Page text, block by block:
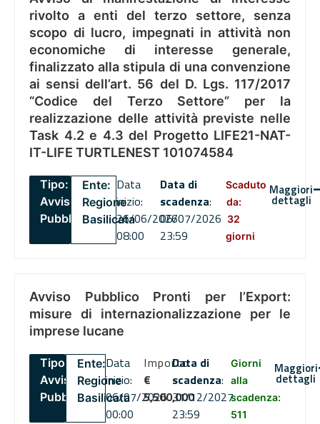
rivolto a enti del terzo settore, senza
scopo di lucro, impegnati in attività non
economiche di interesse generale,
finalizzato alla stipula di una convenzione
ai sensi dell’art. 56 del D. Lgs. 117/2017
“Codice del Terzo Settore” per la
realizzazione delle attività previste nelle
Task 4.2 e 4.3 del Progetto LIFE21-NAT-
IT-LIFE TURTLENEST 101074584
Tipo:
Avviso
Pubblico
Ente:
Regione
Basilicata
Data
inizio:
26/06/2026
08:00
Data di
scadenza:
06/07/2026
23:59
Scaduto
da:
32
giorni
Maggiori
dettagli
Avviso Pubblico Pronti per l’Export:
misure di internazionalizzazione per le
imprese lucane
Tipo:
Avviso
Pubblico
Ente:
Regione
Basilicata
Data
inizio:
06/07/2026
00:00
Importo
€
5,500,000
Data di
scadenza:
31/12/2027
23:59
Giorni
alla
scadenza:
511
Maggiori
dettagli